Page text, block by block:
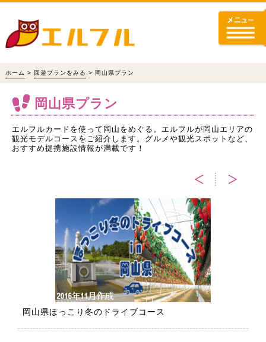
ホーム > 回遊プランをみる > 岡山県プラン
岡山県プラン
エルフルカードを使って岡山をめぐる。エルフルが岡山エリアの
観光モデルコースをご紹介します。グルメや観光スポットなど、
おすすめ提携施設情報が満載です！
岡山県ほっこり冬のドライブコース